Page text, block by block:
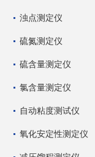
浊点测定仪
硫氮测定仪
硫含量测定仪
氯含量测定仪
自动粘度测试仪
氧化安定性测定仪